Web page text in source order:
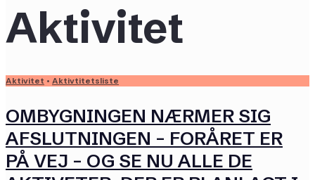
Aktivitet
Aktivitet • Aktivtitetsliste
OMBYGNINGEN NÆRMER SIG
AFSLUTNINGEN – FORÅRET ER
PÅ VEJ – OG SE NU ALLE DE